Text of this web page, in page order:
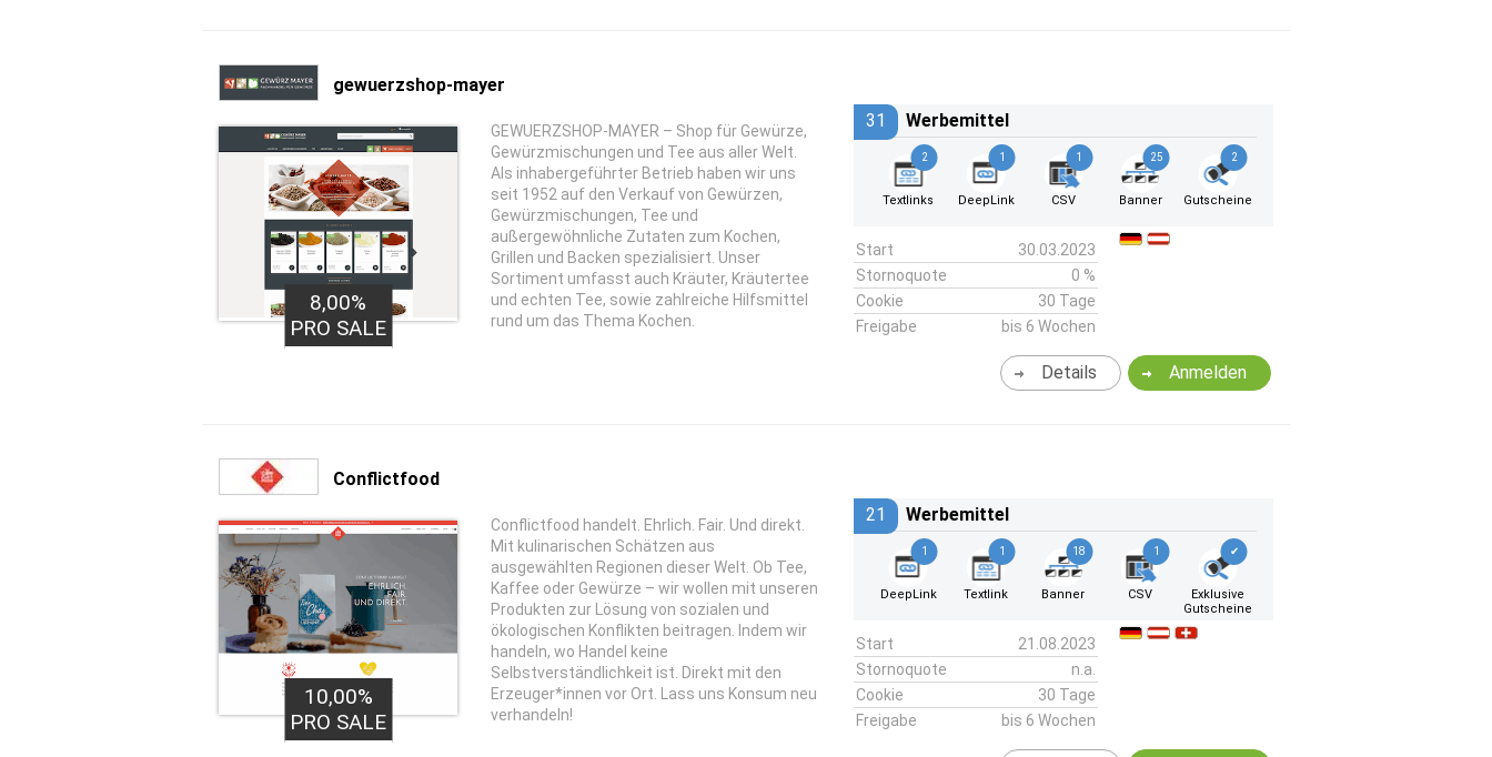
gewuerzshop-mayer
8,00%
PRO SALE
GEWUERZSHOP-MAYER – Shop für Gewürze,
Gewürzmischungen und Tee aus aller Welt.
Als inhabergeführter Betrieb haben wir uns
seit 1952 auf den Verkauf von Gewürzen,
Gewürzmischungen, Tee und
außergewöhnliche Zutaten zum Kochen,
Grillen und Backen spezialisiert. Unser
Sortiment umfasst auch Kräuter, Kräutertee
und echten Tee, sowie zahlreiche Hilfsmittel
rund um das Thema Kochen.
31 Werbemittel
2
Textlinks
1
DeepLink
1
CSV
25
Banner
2
Gutscheine
Start
30.03.2023
Stornoquote
0 %
Cookie
30 Tage
Freigabe
bis 6 Wochen
Anmelden
Details
Conflictfood
10,00%
PRO SALE
Conflictfood handelt. Ehrlich. Fair. Und direkt.
Mit kulinarischen Schätzen aus
ausgewählten Regionen dieser Welt. Ob Tee,
Kaffee oder Gewürze – wir wollen mit unseren
Produkten zur Lösung von sozialen und
ökologischen Konflikten beitragen. Indem wir
handeln, wo Handel keine
Selbstverständlichkeit ist. Direkt mit den
Erzeuger*innen vor Ort. Lass uns Konsum neu
verhandeln!
21 Werbemittel
1
DeepLink
1
Textlink
18
Banner
1
CSV
✔
Exklusive
Gutscheine
Start
21.08.2023
Stornoquote
n.a.
Cookie
30 Tage
Freigabe
bis 6 Wochen